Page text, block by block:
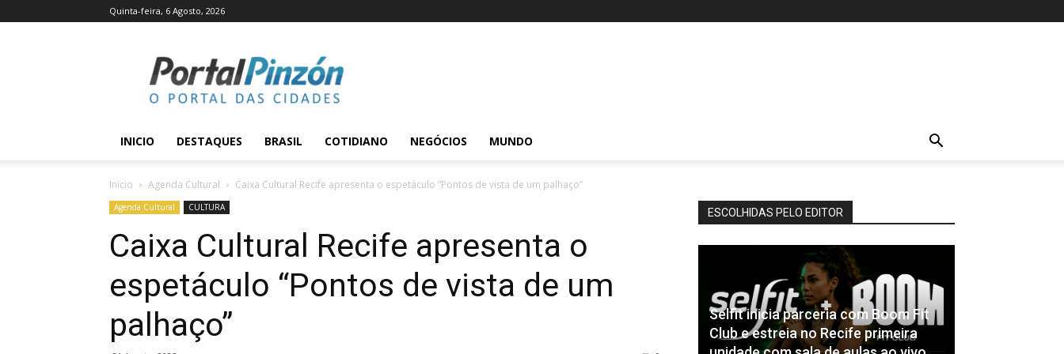
Quinta-feira, 6 Agosto, 2026
Pinzón
INICIO DESTAQUES BRASIL COTIDIANO NEGÓCIOS MUNDO
Inicio Agenda Cultural Caixa Cultural Recife apresenta o espetáculo “Pontos de vista de um palhaço”
Agenda Cultural CULTURA
Caixa Cultural Recife apresenta o
espetáculo “Pontos de vista de um
palhaço”
ESCOLHIDAS PELO EDITOR
Selfit inicia parceria com Boom Fit
Club e estreia no Recife primeira